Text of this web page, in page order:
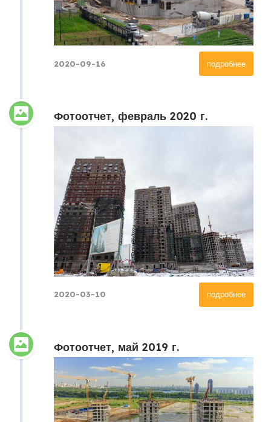
подробнее
2020-09-16
Фотоотчет, февраль 2020 г.
подробнее
2020-03-10
Фотоотчет, май 2019 г.